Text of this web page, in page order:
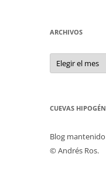
ARCHIVOS
Archivos
CUEVAS
Blog
© Andrés Ros.